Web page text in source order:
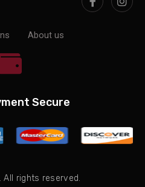
About us
Secure
All rights reserved.